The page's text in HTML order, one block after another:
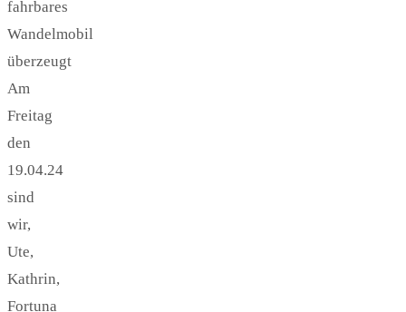
fahrbares
Wandelmobil
überzeugt
Am
Freitag
den
19.04.24
sind
wir,
Ute,
Kathrin,
Fortuna